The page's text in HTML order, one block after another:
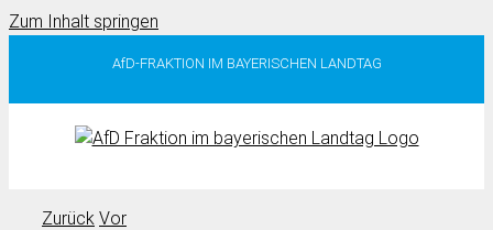
Zum Inhalt springen
AfD-FRAKTION IM BAYERISCHEN LANDTAG
Zurück Vor